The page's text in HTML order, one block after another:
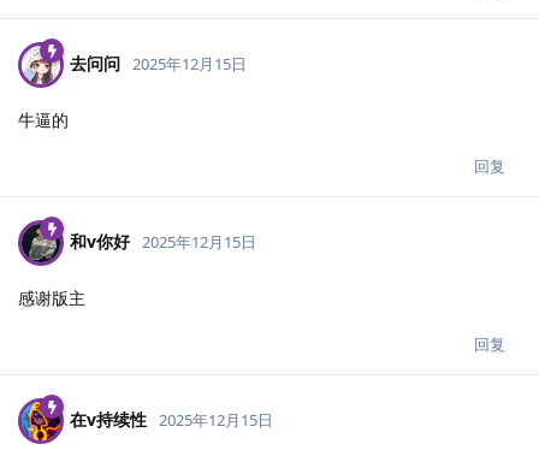
去问问 2025年12月15日
牛逼的
回复
和v你好 2025年12月15日
感谢版主
回复
在v持续性 2025年12月15日